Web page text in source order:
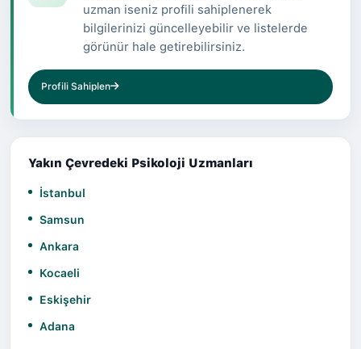
uzman iseniz profili sahiplenerek
bilgilerinizi güncelleyebilir ve listelerde
görünür hale getirebilirsiniz.
Profili Sahiplen
Yakın Çevredeki Psikoloji Uzmanları
İstanbul
Samsun
Ankara
Kocaeli
Eskişehir
Adana